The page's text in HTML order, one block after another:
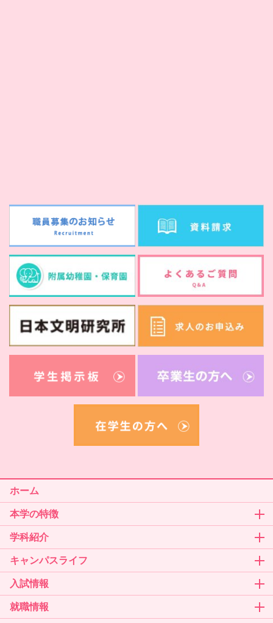
ホーム
本学の特徴
学科紹介
キャンパスライフ
入試情報
就職情報